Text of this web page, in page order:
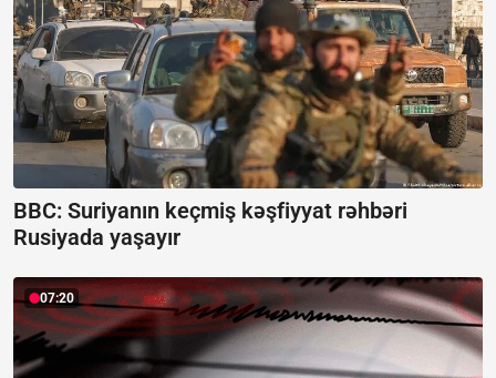
BBC: Suriyanın keçmiş kəşfiyyat rəhbəri
Rusiyada yaşayır
07:20